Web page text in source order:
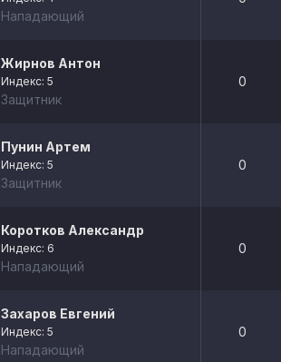
Нападающий
Жирнов Антон
Индекс: 5
Защитник
0
Пунин Артем
Индекс: 5
Защитник
0
Коротков Александр
Индекс: 6
Нападающий
0
Захаров Евгений
Индекс: 5
Нападающий
0